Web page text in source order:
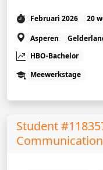
Februari 2026 20
Asperen
HBO-Bachelor
Meewerkstage
Student